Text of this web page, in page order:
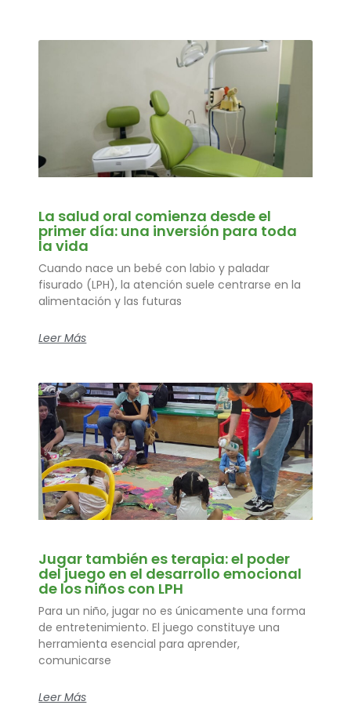
La salud oral comienza desde el
primer día: una inversión para toda
la vida
Cuando nace un bebé con labio y paladar
fisurado (LPH), la atención suele centrarse en la
alimentación y las futuras
Leer Más
Jugar también es terapia: el poder
del juego en el desarrollo emocional
de los niños con LPH
Para un niño, jugar no es únicamente una forma
de entretenimiento. El juego constituye una
herramienta esencial para aprender,
comunicarse
Leer Más